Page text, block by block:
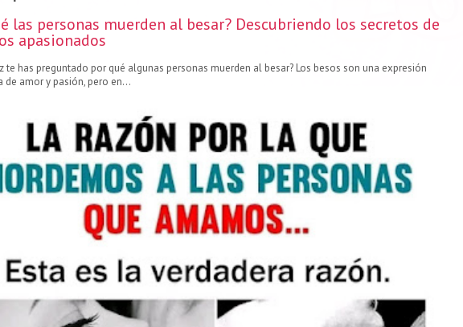
las personas muerden al besar? Descubriendo los secretos de
apasionados
te has preguntado por qué algunas personas muerden al besar? Los besos son una expresión
de amor y pasión, pero en...